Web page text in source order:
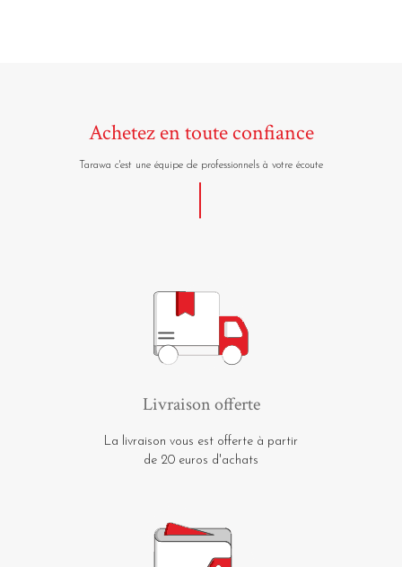
Achetez en toute confiance
Tarawa c'est une équipe de professionnels à votre écoute
Livraison offerte
La livraison vous est offerte à partir
de 20 euros d'achats